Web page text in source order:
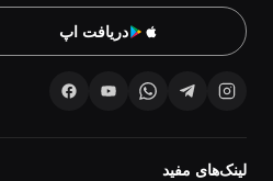
دریافت اپ
لینک‌های مفید